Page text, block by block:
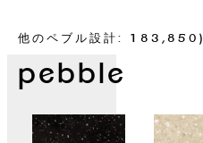
pebble
他のペブル設計: 183,850)